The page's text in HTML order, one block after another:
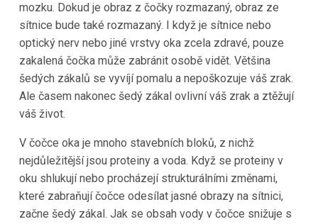
mozku. Dokud je obraz z čočky rozmazaný, obraz ze
sítnice bude také rozmazaný. I když je sítnice nebo
optický nerv nebo jiné vrstvy oka zcela zdravé, pouze
zakalená čočka může zabránit osobě vidět. Většina
šedých zákalů se vyvíjí pomalu a nepoškozuje váš zrak.
Ale časem nakonec šedý zákal ovlivní váš zrak a ztěžují
váš život.
V čočce oka je mnoho stavebních bloků, z nichž
nejdůležitější jsou proteiny a voda. Když se proteiny v
oku shlukují nebo procházejí strukturálními změnami,
které zabraňují čočce odesílat jasné obrazy na sítnici,
začne šedý zákal. Jak se obsah vody v čočce snižuje s